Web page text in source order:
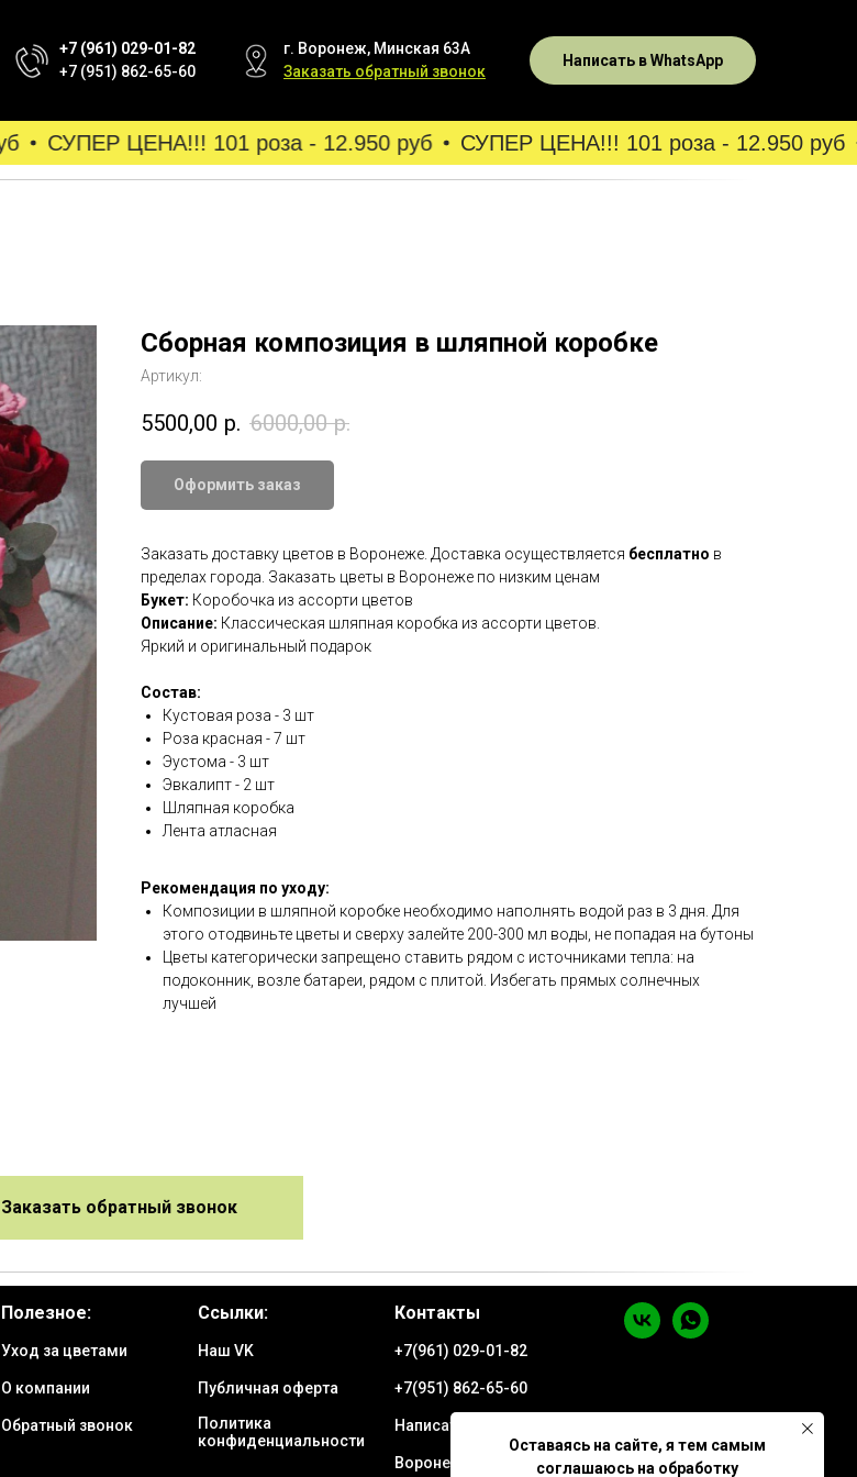
+7 (961) 029-01-82
+7 (951) 862-65-60
г. Воронеж, Минская 63А
Заказать обратный звонок
Написать в WhatsApp
СУПЕР ЦЕНА!!! 101 роза - 12.950 руб СУПЕР ЦЕНА!!! 101 роза - 12.950 руб
Сборная композиция в шляпной коробке
Артикул:
5500,00 р. 6000,00 р.
Оформить заказ
Заказать доставку цветов в Воронеже. Доставка осуществляется бесплатно в
пределах города. Заказать цветы в Воронеже по низким ценам
Букет: Коробочка из ассорти цветов
Описание: Классическая шляпная коробка из ассорти цветов.
Яркий и оригинальный подарок
Состав:
Кустовая роза - 3 шт
Роза красная - 7 шт
Эустома - 3 шт
Эвкалипт - 2 шт
Шляпная коробка
Лента атласная
Рекомендация по уходу:
Композиции в шляпной коробке необходимо наполнять водой раз в 3 дня. Для
этого отодвиньте цветы и сверху залейте 200-300 мл воды, не попадая на бутоны
Цветы категорически запрещено ставить рядом с источниками тепла: на
подоконник, возле батареи, рядом с плитой. Избегать прямых солнечных
лучшей
Заказать обратный звонок
Полезное:
Уход за цветами
О компании
Обратный звонок
Ссылки:
Наш VK
Публичная оферта
Политика
конфиденциальности
Контакты
+7(961) 029-01-82
+7(951) 862-65-60
Написать в WhatsApp
Воронеж ул. Минская
Оставаясь на сайте, я тем самым
соглашаюсь на обработку